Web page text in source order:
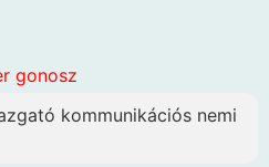
gonosz
kommunikációs nemi